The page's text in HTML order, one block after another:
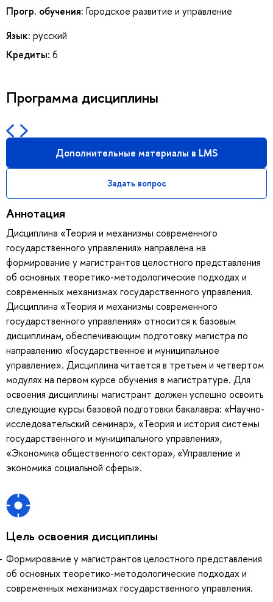
Прогр. обучения: Городское развитие и управление
Язык: русский
Кредиты: 6
Программа дисциплины
Дополнительные материалы в LMS
Задать вопрос
Аннотация
Дисциплина «Теория и механизмы современного
государственного управления» направлена на
формирование у магистрантов целостного представления
об основных теоретико-методологические подходах и
современных механизмах государственного управления.
Дисциплина «Теория и механизмы современного
государственного управления» относится к базовым
дисциплинам, обеспечивающим подготовку магистра по
направлению «Государственное и муниципальное
управление». Дисциплина читается в третьем и четвертом
модулях на первом курсе обучения в магистратуре. Для
освоения дисциплины магистрант должен успешно освоить
следующие курсы базовой подготовки бакалавра: «Научно-
исследовательский семинар», «Теория и история системы
государственного и муниципального управления»,
«Экономика общественного сектора», «Управление и
экономика социальной сферы».
Цель освоения дисциплины
Формирование у магистрантов целостного представления
об основных теоретико-методологические подходах и
современных механизмах государственного управления.